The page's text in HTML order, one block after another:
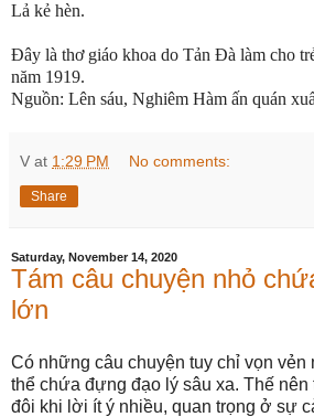
Lả kẻ hèn.
Đây là thơ giáo khoa do Tản Đà làm cho
năm 1919.
Nguồn: Lên sáu, Nghiêm Hàm ấn quán
V at 1:29 PM No comments:
Share
Saturday, November 14, 2020
Tám câu chuyện nhỏ
lớn
Có những câu chuyện tuy chỉ vọn
thể chứa đựng đạo lý sâu xa. Thế nên
đôi khi lời ít ý nhiều, quan trọng ở sự